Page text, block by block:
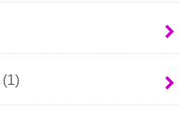
(1)